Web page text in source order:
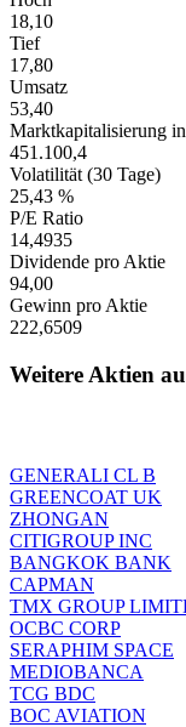
18,10
Tief
17,80
Umsatz
53,40
Marktkapitalisierung
451.100,4
Volatilität (30 Tage)
25,43 %
P/E Ratio
14,4935
Dividende pro Aktie
94,00
Gewinn pro Aktie
222,6509
Weitere Aktien
GENERALI CL B
GREENCOAT UK
ZHONGAN
CITIGROUP INC
BANGKOK BANK
CAPMAN
TMX GROUP
OCBC CORP
SERAPHIM SPACE
MEDIOBANCA
TCG BDC
BOC AVIATION